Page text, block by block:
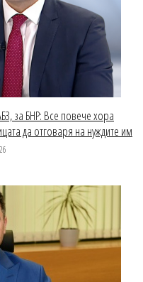
за БНР: Все повече хора
да отговаря на нуждите им